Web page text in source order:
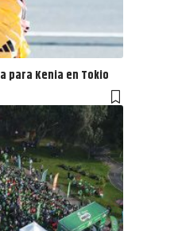
para Kenia en Tokio